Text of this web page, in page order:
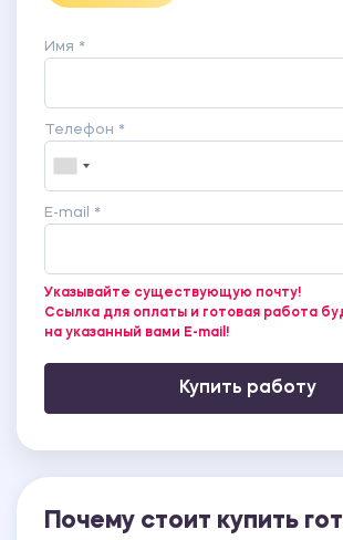
Имя *
Телефон *
E-mail *
Указывайте существующую почту!
Ссылка для оплаты и готовая работа
на указанный вами E-mail!
Купить работу
Почему стоит купить